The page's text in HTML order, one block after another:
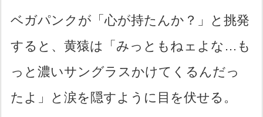
ベガパンクが「心が持たんか？」と挑発
すると、黄猿は「みっともねェよな…も
っと濃いサングラスかけてくるんだっ
たよ」と涙を隠すように目を伏せる。